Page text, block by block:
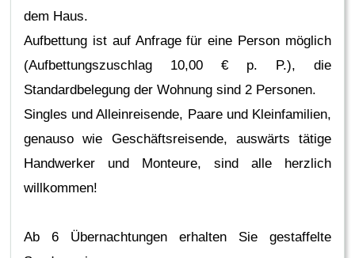
dem Haus.
Aufbettung ist auf Anfrage für eine Person möglich
(Aufbettungszuschlag 10,00 € p. P.), die
Standardbelegung der Wohnung sind 2 Personen.
Singles und Alleinreisende, Paare und Kleinfamilien,
genauso wie Geschäftsreisende, auswärts tätige
Handwerker und Monteure, sind alle herzlich
willkommen!
Ab 6 Übernachtungen erhalten Sie gestaffelte